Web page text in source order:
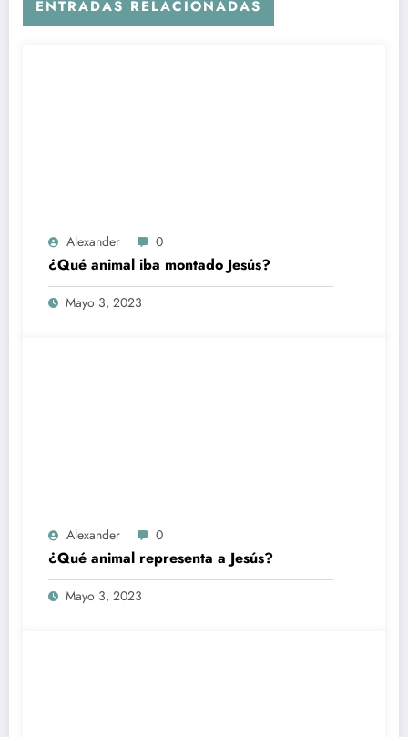
ENTRADAS RELACIONADAS
Alexander 0
¿Qué animal iba montado Jesús?
Mayo 3, 2023
Alexander 0
¿Qué animal representa a Jesús?
Mayo 3, 2023